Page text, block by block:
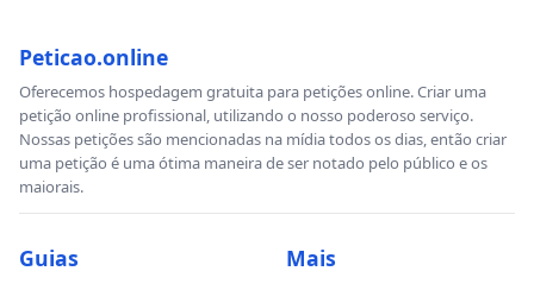
Peticao.online
Oferecemos hospedagem gratuita para petições online. Criar uma
petição online profissional, utilizando o nosso poderoso serviço.
Nossas petições são mencionadas na mídia todos os dias, então criar
uma petição é uma ótima maneira de ser notado pelo público e os
maiorais.
Guias Mais